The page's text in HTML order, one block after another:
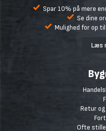
Spar 10% på mere
Se dine
Mulighed for op
Læs
Retur
Ofte